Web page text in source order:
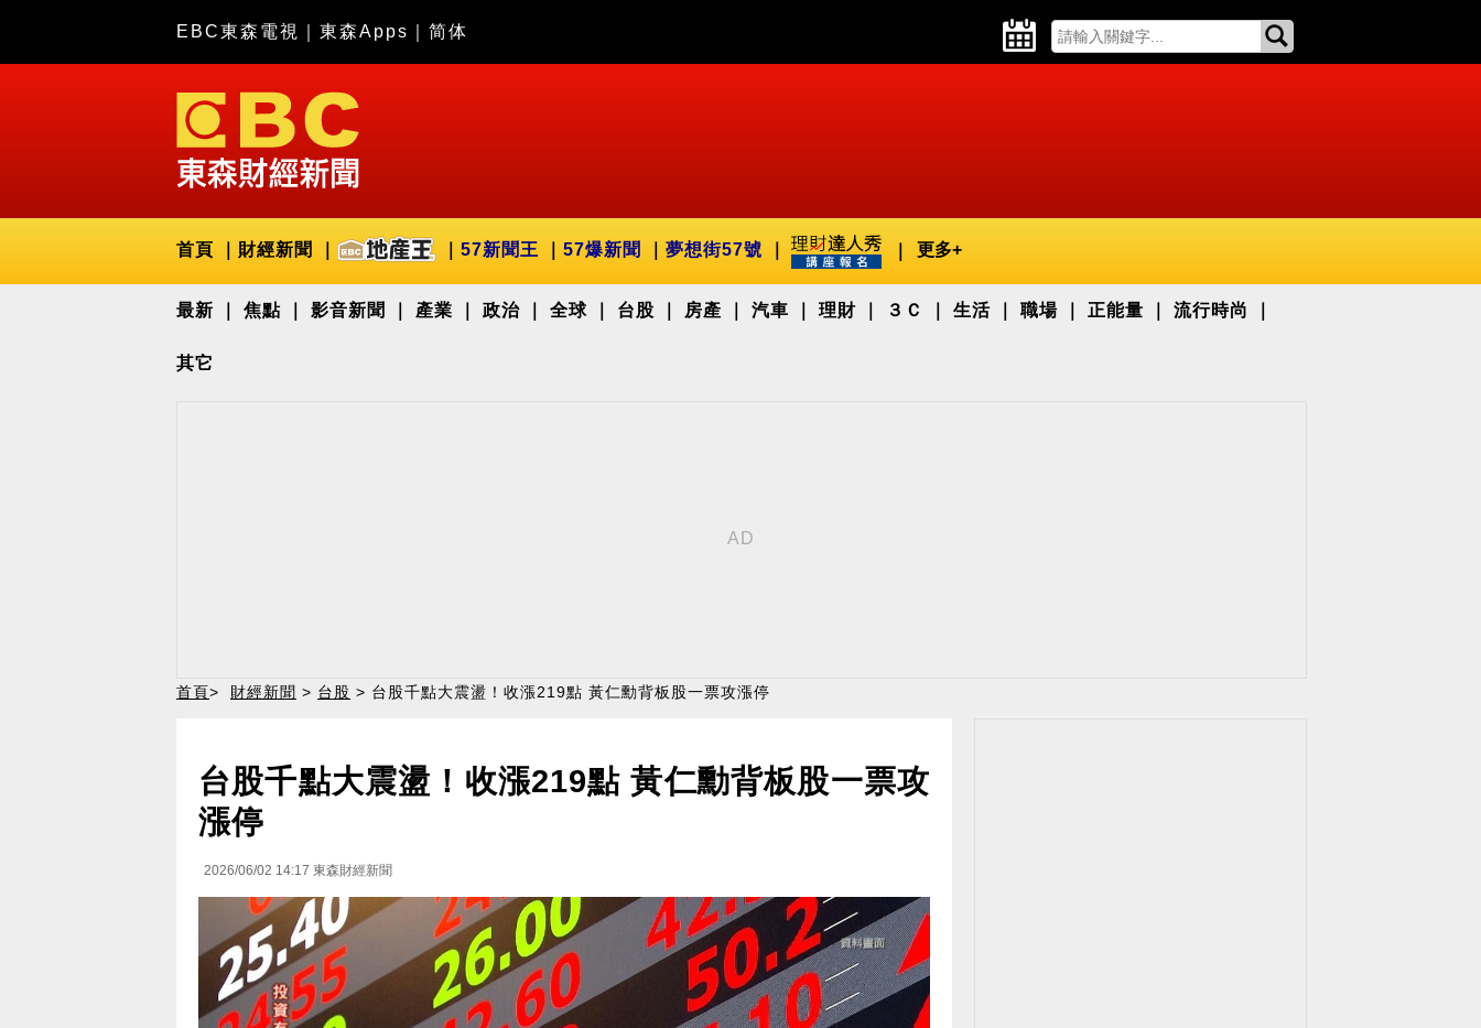
EBC東森電視 東森Apps 简体
首頁 財經新聞 57新聞王 57爆新聞 夢想街57號 更多+
最新 焦點 影音新聞 產業 政治 全球 台股 房產 汽車 理財 ３Ｃ 生活 職場 正能量 流行時尚
其它
首頁> 財經新聞 > 台股 > 台股千點大震盪！收漲219點 黃仁勳背板股一票攻漲停
台股千點大震盪！收漲219點 黃仁勳背板股一票攻
漲停
2026/06/02 14:17 東森財經新聞